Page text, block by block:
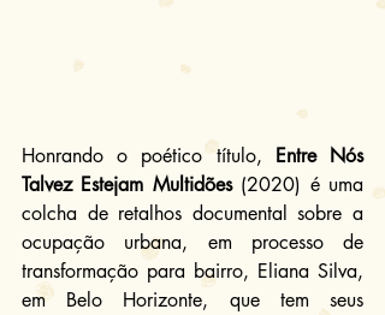
Honrando o poético título, Entre Nós
Talvez Estejam Multidões (2020) é uma
colcha de retalhos documental sobre a
ocupação urbana, em processo de
transformação para bairro, Eliana Silva,
em Belo Horizonte, que tem seus